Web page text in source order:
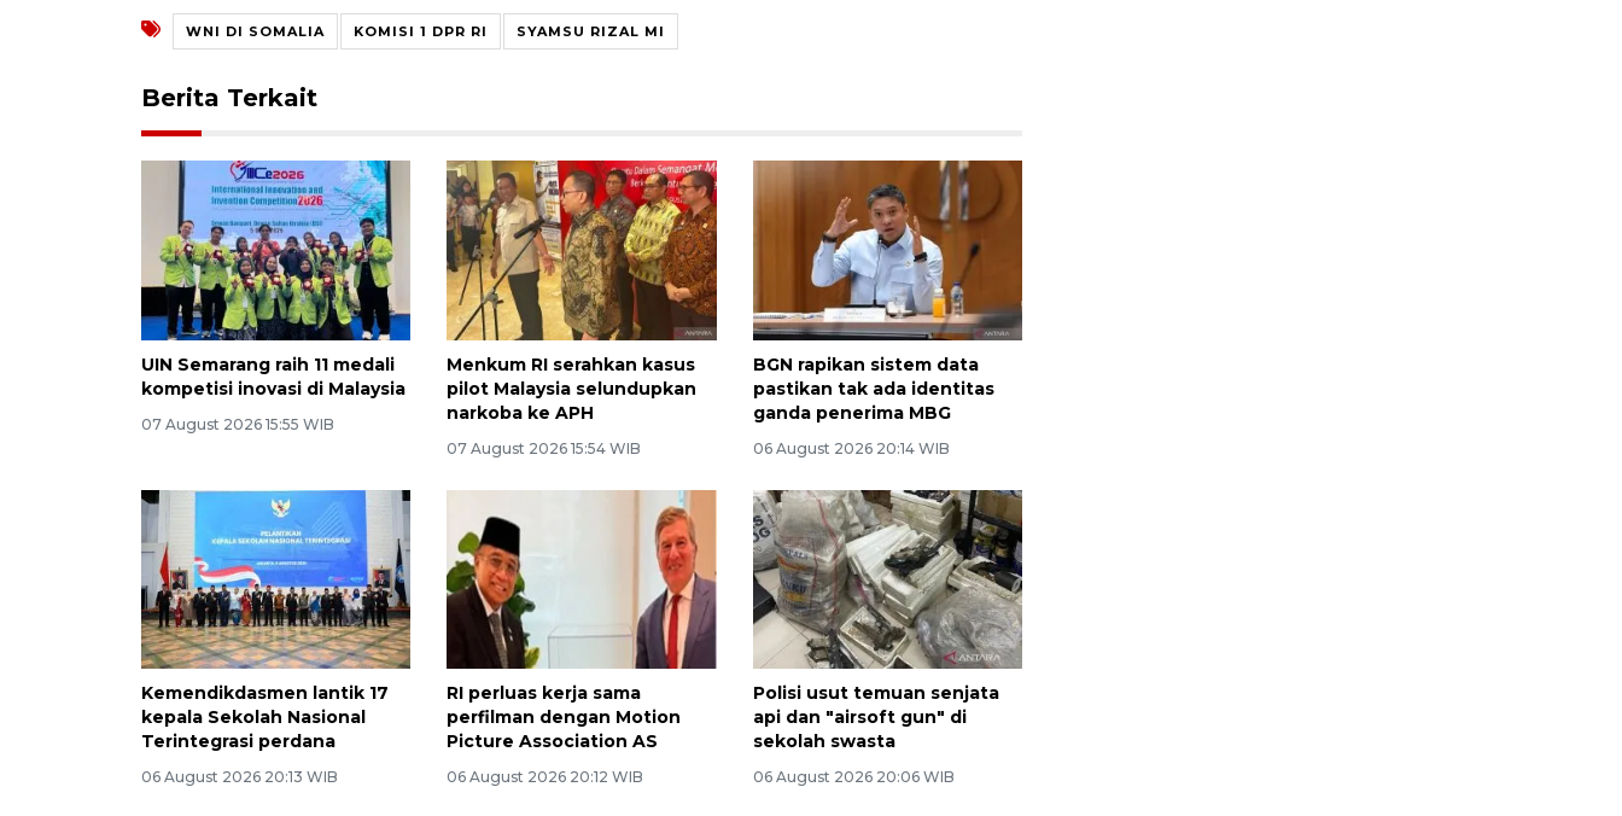
WNI DI SOMALIA KOMISI 1 DPR RI SYAMSU RIZAL MI
Berita Terkait
UIN Semarang raih 11 medali
kompetisi inovasi di Malaysia
07 August 2026 15:55 WIB
Menkum RI serahkan kasus
pilot Malaysia selundupkan
narkoba ke APH
07 August 2026 15:54 WIB
BGN rapikan sistem data
pastikan tak ada identitas
ganda penerima MBG
06 August 2026 20:14 WIB
Kemendikdasmen lantik 17
kepala Sekolah Nasional
Terintegrasi perdana
06 August 2026 20:13 WIB
RI perluas kerja sama
perfilman dengan Motion
Picture Association AS
06 August 2026 20:12 WIB
Polisi usut temuan senjata
api dan "airsoft gun" di
sekolah swasta
06 August 2026 20:06 WIB